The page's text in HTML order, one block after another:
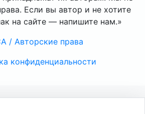
Если вы автор и не хотите
на сайте — напишите нам.»
/ Авторские права
конфиденциальности